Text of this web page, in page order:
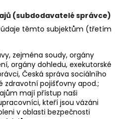
(subdodavatelé správce)
údaje těmto subjektům (třetím
zejména soudy, orgány
orgány dohledu, exekutorské
Česká správa sociálního
zdravotní pojišťovny apod.;
mají přístup naši
kteří jsou vázáni
v oblasti bezpečnosti